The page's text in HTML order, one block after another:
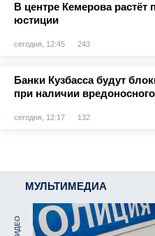
В центре Кемерова растёт
юстиции
сегодня, 12:45 243
Банки Кузбасса будут
при наличии
сегодня, 12:17 132
МУЛЬТИМЕДИА
ВИДЕО